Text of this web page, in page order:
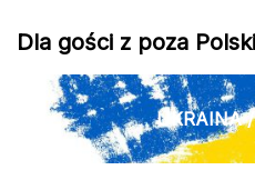
Dla gości z poza Polski
UKRAINA